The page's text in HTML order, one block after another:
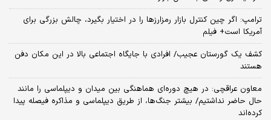
ترامپ: اگر چین کنترل بازار رمزارزها را در اختیار بگیرد، چالش بزرگی برای
آمریکا است+ فیلم
کشف یک گورستان عجیب/ افرادی با جایگاه اجتماعی بالا در این مکان دفن
هستند
معاون عراقچی: در هیچ دوره‌ای هماهنگی بین میدان و دیپلماسی را مانند
حال حاضر نداشتیم/ بیشتر جنگ‌ها، از طریق دیپلماسی و مذاکره فیصله پیدا
کرده‌اند